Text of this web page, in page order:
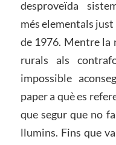
desproveïda
més elementals
de 1976. Mentre la
rurals als
impossible
paper a què es
que segur que no
llumins. Fins que